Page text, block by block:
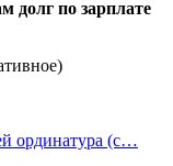
ординатура (с…